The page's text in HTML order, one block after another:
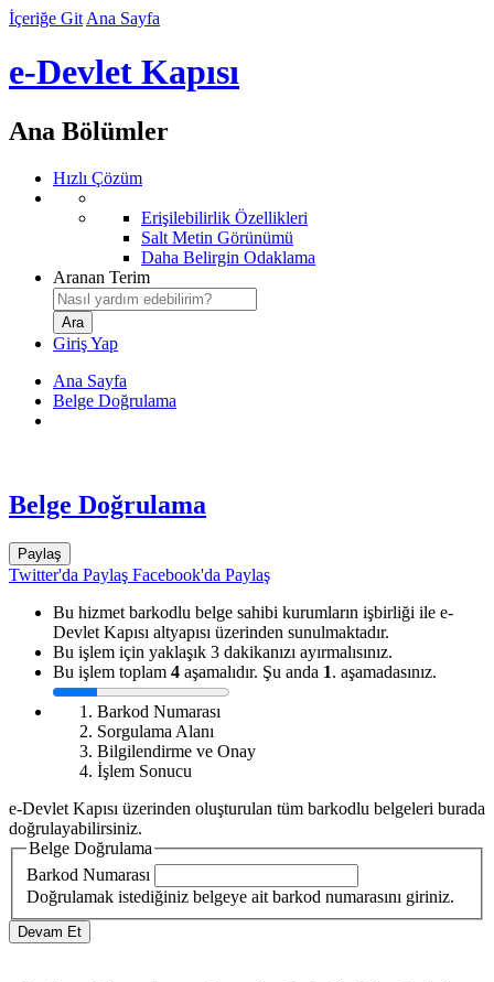
İçeriğe Git Ana Sayfa
e-Devlet Kapısı
Ana Bölümler
Hızlı Çözüm
Erişilebilirlik Özellikleri
Salt Metin Görünümü
Daha Belirgin Odaklama
Aranan Terim
Giriş Yap
Ana Sayfa
Belge Doğrulama
Belge Doğrulama
Paylaş
Twitter'da Paylaş Facebook'da Paylaş
Bu hizmet barkodlu belge sahibi kurumların işbirliği ile e-
Devlet Kapısı altyapısı üzerinden sunulmaktadır.
Bu işlem için yaklaşık 3 dakikanızı ayırmalısınız.
Bu işlem toplam 4 aşamalıdır. Şu anda 1. aşamadasınız.
Barkod Numarası
Sorgulama Alanı
Bilgilendirme ve Onay
İşlem Sonucu
e-Devlet Kapısı üzerinden oluşturulan tüm barkodlu belgeleri burada
doğrulayabilirsiniz.
Belge Doğrulama
Barkod Numarası
Doğrulamak istediğiniz belgeye ait barkod numarasını giriniz.